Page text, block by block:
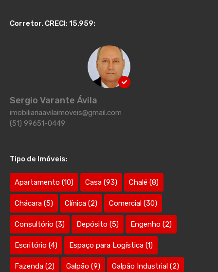
Corretor. CRECI: 15.959:
Sergio Varante Ávila
imobiliariaavilaimoveis@gmail.com
(51) 99651-0449
Tipo de Imóveis:
Apartamento (10) Casa (93) Chalé (8)
Chácara (5) Clínica (2) Comercial (30)
Consultório (3) Depósito (5) Engenho (2)
Escritório (4) Espaço para Logística (1)
Fazenda (2) Galpão (9) Galpão Industrial (2)